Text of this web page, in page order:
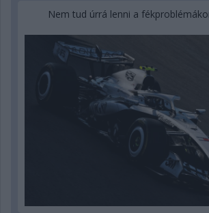
Nem tud úrrá lenni a